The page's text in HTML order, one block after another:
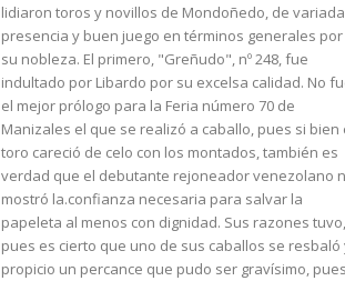
lidiaron toros y novillos de Mondoñedo, de variada
presencia y buen juego en términos generales por
su nobleza. El primero, "Greñudo", nº 248, fue
indultado por Libardo por su excelsa calidad. No
el mejor prólogo para la Feria número 70 de
Manizales el que se realizó a caballo, pues si bien
toro careció de celo con los montados, también es
verdad que el debutante rejoneador venezolano
mostró la.confianza necesaria para salvar la
papeleta al menos con dignidad. Sus razones tuvo,
pues es cierto que uno de sus caballos se resbaló
propicio un percance que pudo ser gravísimo, pues